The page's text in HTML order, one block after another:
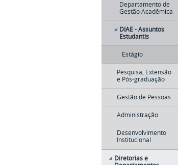
Departamento de
Gestão Acadêmica
DIAE - Assuntos
Estudantis
Estágio
Pesquisa, Extensão
e Pós-graduação
Gestão de Pessoas
Administração
Desenvolvimento
Institucional
Diretorias e